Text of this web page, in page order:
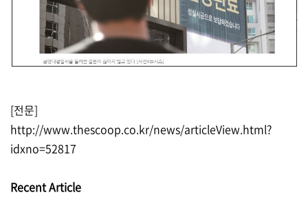
[전문]
http://www.thescoop.co.kr/news/articleView.html?
idxno=52817
Recent Article